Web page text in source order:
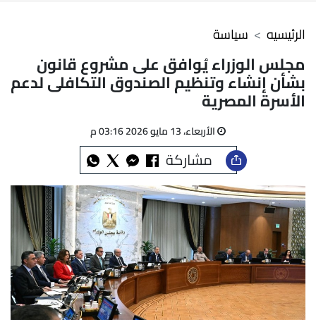
سياسة الرئيسيه
مجلس الوزراء يُوافق على مشروع قانون
بشأن إنشاء وتنظيم الصندوق التكافلى لدعم
الأسرة المصرية
الأربعاء، 13 مايو 2026 03:16 م
مشاركة